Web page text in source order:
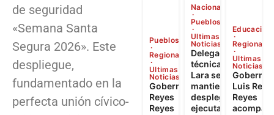
de seguridad
«Semana Santa
Segura 2026». Este
despliegue,
fundamentado en la
perfecta unión cívico-
Pueblos
Regional
Ultimas
Noticias
Gobernador
Reyes
Reyes
Nacional
Pueblos
Ultimas
Noticias
Delegación
técnica de
Lara se
mantiene
desplegada y
ejecuta 622
Educación
Regional
Ultimas
Noticias
Luis
Reyes